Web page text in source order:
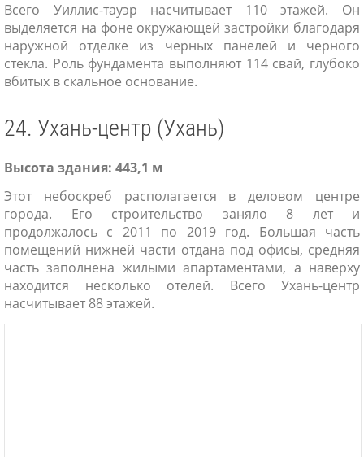
Всего Уиллис-тауэр насчитывает 110 этажей. Он
выделяется на фоне окружающей застройки благодаря
наружной отделке из черных панелей и черного
стекла. Роль фундамента выполняют 114 свай, глубоко
вбитых в скальное основание.
24. Ухань-центр (Ухань)
Высота здания: 443,1 м
Этот небоскреб располагается в деловом центре
города. Его строительство заняло 8 лет и
продолжалось с 2011 по 2019 год. Большая часть
помещений нижней части отдана под офисы, средняя
часть заполнена жилыми апартаментами, а наверху
находится несколько отелей. Всего Ухань-центр
насчитывает 88 этажей.